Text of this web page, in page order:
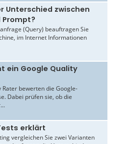
Unterschied zwischen
Prompt?
(Query) beauftragen Sie
im Internet Informationen
ein Google Quality
Rater bewerten die Google-
Dabei prüfen sie, ob die
erklärt
vergleichen Sie zwei Varianten